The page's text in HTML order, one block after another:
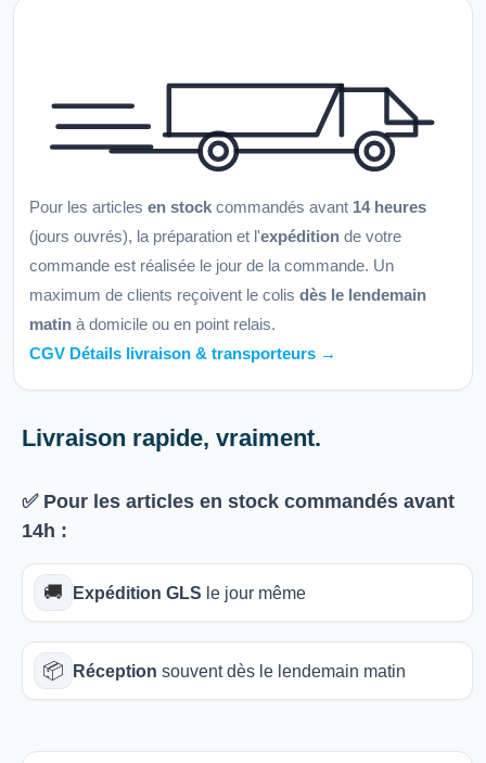
Pour les articles en stock commandés avant 14 heures
(jours ouvrés), la préparation et l'expédition de votre
commande est réalisée le jour de la commande. Un
maximum de clients reçoivent le colis dès le lendemain
matin à domicile ou en point relais.
CGV Détails livraison & transporteurs →
Livraison rapide, vraiment.
✅ Pour les articles en stock commandés avant
14h :
🚚 Expédition GLS le jour même
📦 Réception souvent dès le lendemain matin